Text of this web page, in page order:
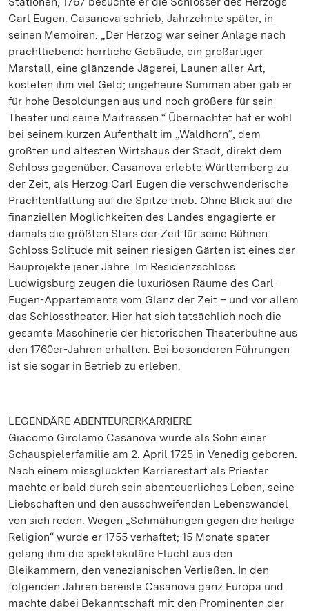
Carl Eugen. Casanova schrieb, Jahrzehnte später, in
seinen Memoiren: „Der Herzog war seiner Anlage nach
prachtliebend: herrliche Gebäude, ein großartiger
Marstall, eine glänzende Jägerei, Launen aller Art,
kosteten ihm viel Geld; ungeheure Summen aber gab er
für hohe Besoldungen aus und noch größere für sein
Theater und seine Maitressen.“ Übernachtet hat er wohl
bei seinem kurzen Aufenthalt im „Waldhorn“, dem
größten und ältesten Wirtshaus der Stadt, direkt dem
Schloss gegenüber. Casanova erlebte Württemberg zu
der Zeit, als Herzog Carl Eugen die verschwenderische
Prachtentfaltung auf die Spitze trieb. Ohne Blick auf die
finanziellen Möglichkeiten des Landes engagierte er
damals die größten Stars der Zeit für seine Bühnen.
Schloss Solitude mit seinen riesigen Gärten ist eines der
Bauprojekte jener Jahre. Im Residenzschloss
Ludwigsburg zeugen die luxuriösen Räume des Carl-
Eugen-Appartements vom Glanz der Zeit – und vor allem
das Schlosstheater. Hier hat sich tatsächlich noch die
gesamte Maschinerie der historischen Theaterbühne aus
den 1760er-Jahren erhalten. Bei besonderen Führungen
ist sie sogar in Betrieb zu erleben.
LEGENDÄRE ABENTEURERKARRIERE
Giacomo Girolamo Casanova wurde als Sohn einer
Schauspielerfamilie am 2. April 1725 in Venedig geboren.
Nach einem missglückten Karrierestart als Priester
machte er bald durch sein abenteuerliches Leben, seine
Liebschaften und den ausschweifenden Lebenswandel
von sich reden. Wegen „Schmähungen gegen die heilige
Religion“ wurde er 1755 verhaftet; 15 Monate später
gelang ihm die spektakuläre Flucht aus den
Bleikammern, den venezianischen Verließen. In den
folgenden Jahren bereiste Casanova ganz Europa und
machte dabei Bekanntschaft mit den Prominenten der